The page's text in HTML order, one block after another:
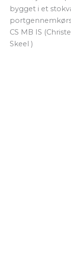
bygget i et
CS MB IS
Skeel )